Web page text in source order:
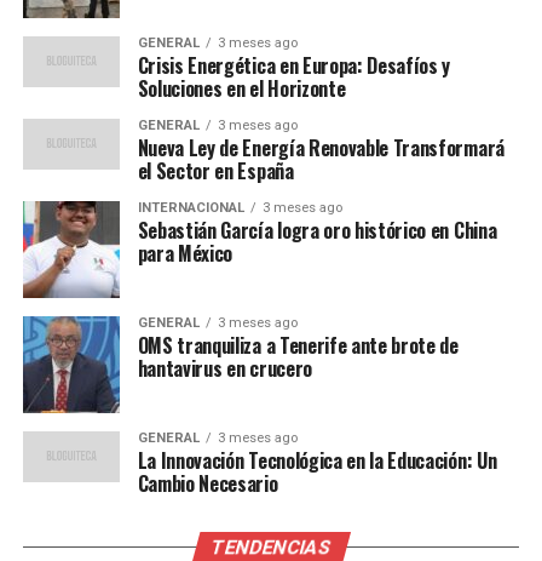
representación
Para Saccomanno, la crisis actual del lenguaje es
política. “Ningún presidente representa al pueblo que
dice representar”, comentó, señalando que las palabras
han perdido su significado. A pesar de esto, el autor no
teme por el futuro de la literatura. “No todo el mundo
leía cuando yo era chico”, recordó, desmitificando la idea
de un pasado más culto.
En su narrativa, Saccomanno alterna entre lo culto y lo
plebeyo, reflejando la complejidad del lenguaje que nos
constituye. “Estamos constituidos de lenguaje, y no solo
del lenguaje de la tele, que también nos constituye”,
explicó.
Influencias literarias y el legado
GENERAL 3 meses ago
Crisis Energética en Europa: Desafíos y
Soluciones en el Horizonte
GENERAL 3 meses ago
Nueva Ley de Energía Renovable Transformará
el Sector en España
INTERNACIONAL 3 meses ago
Sebastián García logra oro histórico en China
para México
GENERAL 3 meses ago
OMS tranquiliza a Tenerife ante brote de
hantavirus en crucero
GENERAL 3 meses ago
La Innovación Tecnológica en la Educación: Un
Cambio Necesario
TENDENCIAS